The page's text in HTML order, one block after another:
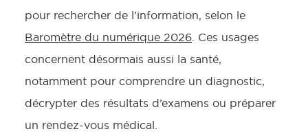
pour rechercher de l’information, selon le
Baromètre du numérique 2026 . Ces usages
concernent désormais aussi la santé,
notamment pour comprendre un diagnostic,
décrypter des résultats d’examens ou préparer
un rendez-vous médical.